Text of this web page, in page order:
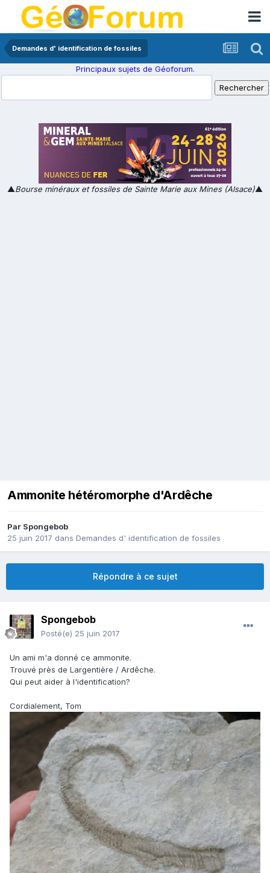
Demandes d' identification de fossiles
Principaux sujets de Géoforum.
▲Bourse minéraux et fossiles de Sainte Marie aux Mines (Alsace)▲
Ammonite hétéromorphe d'Ardêche
Par Spongebob
25 juin 2017 dans Demandes d' identification de fossiles
Répondre à ce sujet
Spongebob
Posté(e) 25 juin 2017
Un ami m'a donné ce ammonite.
Trouvé près de Largentière / Ardêche.
Qui peut aider à l'identification?
Cordialement, Tom